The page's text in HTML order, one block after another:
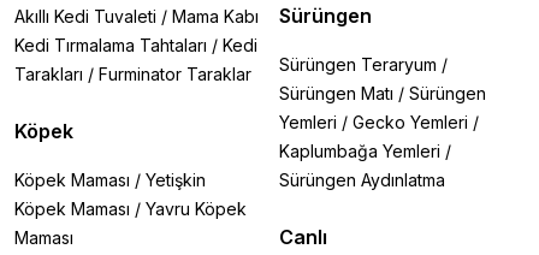
Akıllı Kedi Tuvaleti / Mama Kabı
Kedi Tırmalama Tahtaları / Kedi
Tarakları / Furminator Taraklar
Köpek
Köpek Maması / Yetişkin
Köpek Maması / Yavru Köpek
Maması
Sürüngen
Sürüngen Teraryum /
Sürüngen Matı / Sürüngen
Yemleri / Gecko Yemleri /
Kaplumbağa Yemleri /
Sürüngen Aydınlatma
Canlı